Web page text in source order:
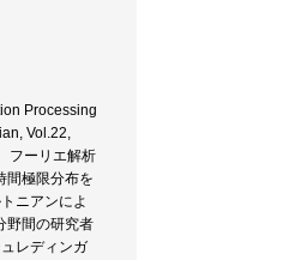
Processing
Vol.22,
フーリエ解析
間極限分布を
ニアンによ
野間の研究者
レディンガ